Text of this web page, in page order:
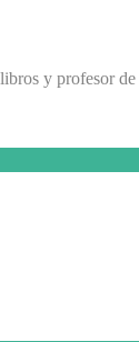
y profesor